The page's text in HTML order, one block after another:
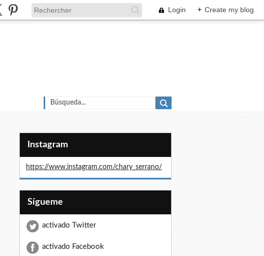
Login + Create my blog
Instagram
https://www.instagram.com/chary_serrano/
Sígueme
activado Twitter
activado Facebook